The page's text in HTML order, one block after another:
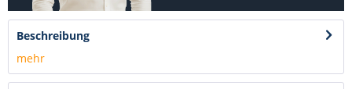
Beschreibung
mehr